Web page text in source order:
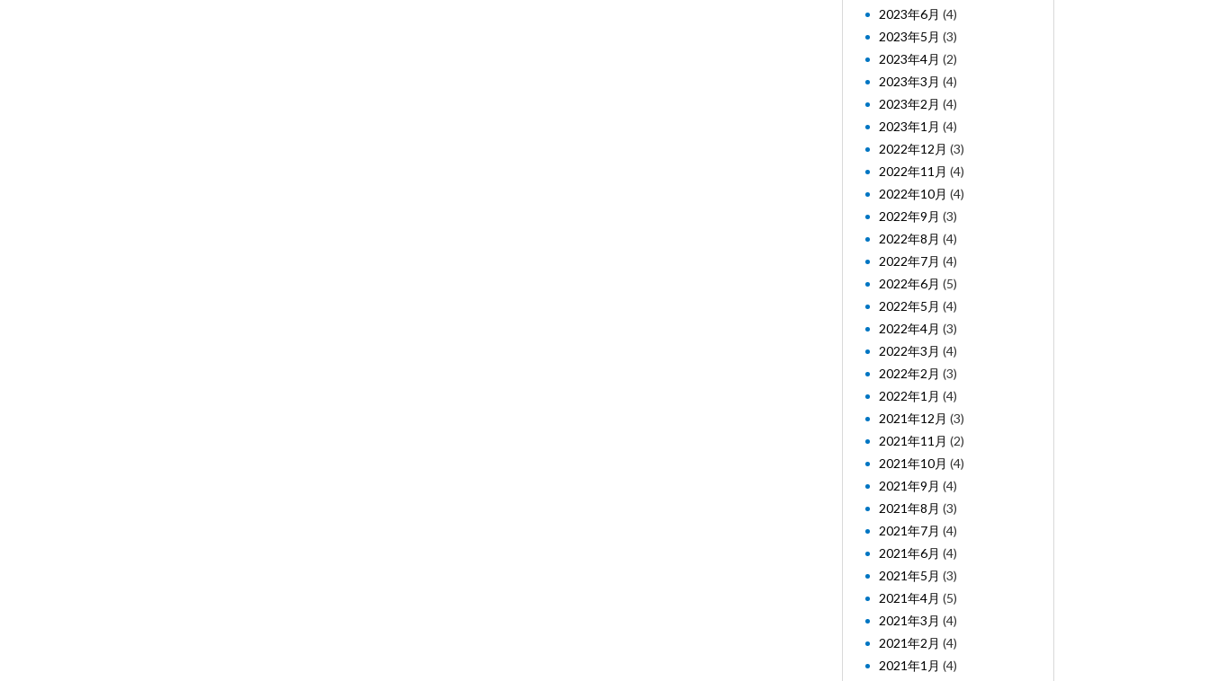
2023年6月 (4)
2023年5月 (3)
2023年4月 (2)
2023年3月 (4)
2023年2月 (4)
2023年1月 (4)
2022年12月 (3)
2022年11月 (4)
2022年10月 (4)
2022年9月 (3)
2022年8月 (4)
2022年7月 (4)
2022年6月 (5)
2022年5月 (4)
2022年4月 (3)
2022年3月 (4)
2022年2月 (3)
2022年1月 (4)
2021年12月 (3)
2021年11月 (2)
2021年10月 (4)
2021年9月 (4)
2021年8月 (3)
2021年7月 (4)
2021年6月 (4)
2021年5月 (3)
2021年4月 (5)
2021年3月 (4)
2021年2月 (4)
2021年1月 (4)